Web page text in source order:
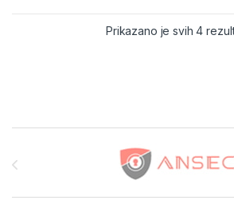
Prikazano je svih 4
Brands Carousel